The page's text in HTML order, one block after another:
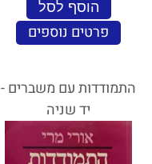
הוסף לסל
פרטים נוספים
התמודדות עם משברים -
יד שניה